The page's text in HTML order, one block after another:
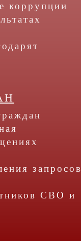
коррупции
запросов
СВО и